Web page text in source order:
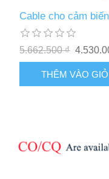
Cable cho cảm
5.662.500 ₫
THÊM VÀO